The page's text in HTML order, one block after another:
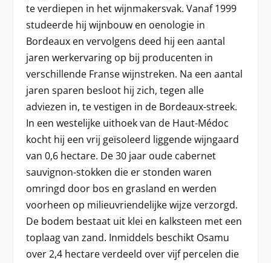
te verdiepen in het wijnmakersvak. Vanaf 1999
studeerde hij wijnbouw en oenologie in
Bordeaux en vervolgens deed hij een aantal
jaren werkervaring op bij producenten in
verschillende Franse wijnstreken. Na een aantal
jaren sparen besloot hij zich, tegen alle
adviezen in, te vestigen in de Bordeaux-streek.
In een westelijke uithoek van de Haut-Médoc
kocht hij een vrij geïsoleerd liggende wijngaard
van 0,6 hectare. De 30 jaar oude cabernet
sauvignon-stokken die er stonden waren
omringd door bos en grasland en werden
voorheen op milieuvriendelijke wijze verzorgd.
De bodem bestaat uit klei en kalksteen met een
toplaag van zand. Inmiddels beschikt Osamu
over 2,4 hectare verdeeld over vijf percelen die